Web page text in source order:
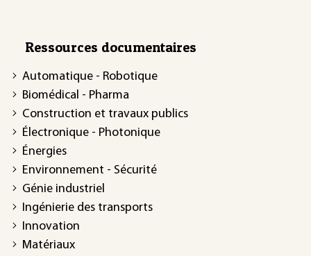
Ressources documentaires
Automatique - Robotique
Biomédical - Pharma
Construction et travaux publics
Électronique - Photonique
Énergies
Environnement - Sécurité
Génie industriel
Ingénierie des transports
Innovation
Matériaux